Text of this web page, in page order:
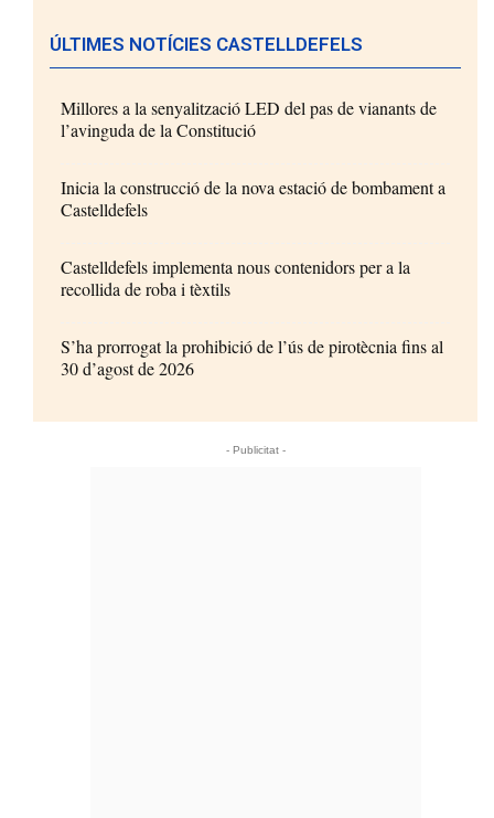
ÚLTIMES NOTÍCIES CASTELLDEFELS
Millores a la senyalització LED del pas de vianants de
l’avinguda de la Constitució
Inicia la construcció de la nova estació de bombament a
Castelldefels
Castelldefels implementa nous contenidors per a la
recollida de roba i tèxtils
S’ha prorrogat la prohibició de l’ús de pirotècnia fins al
30 d’agost de 2026
- Publicitat -